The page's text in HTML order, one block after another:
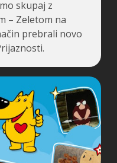
skupaj z
– Zeletom na
prebrali novo